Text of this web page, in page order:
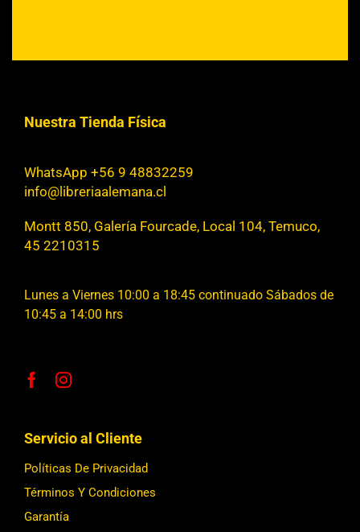
Nuestra Tienda Física
WhatsApp +56 9 48832259
info@libreriaalemana.cl
Montt 850, Galería Fourcade, Local 104, Temuco,
45 2210315
Lunes a Viernes 10:00 a 18:45 continuado Sábados de
10:45 a 14:00 hrs
Servicio al Cliente
Políticas De Privacidad
Términos Y Condiciones
Garantía